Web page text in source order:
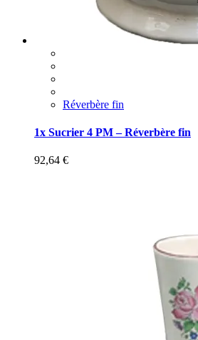
Réverbère fin
1x Sucrier 4 PM – Réverbère fin
92,64 €